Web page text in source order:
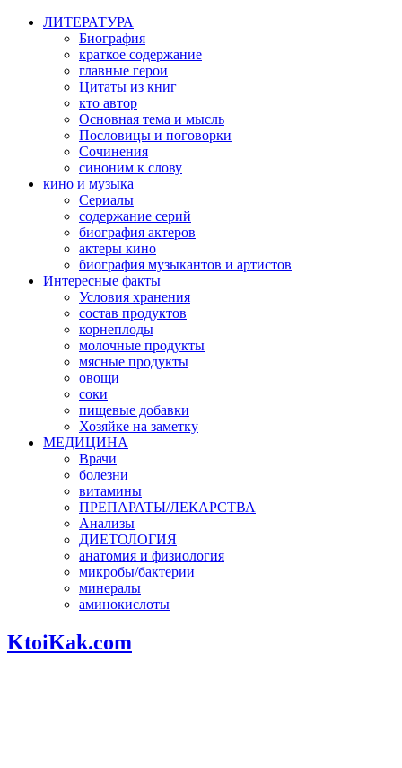
ЛИТЕРАТУРА
Биография
краткое содержание
главные герои
Цитаты из книг
кто автор
Основная тема и мысль
Пословицы и поговорки
Сочинения
синоним к слову
кино и музыка
Сериалы
содержание серий
биография актеров
актеры кино
биография музыкантов и артистов
Интересные факты
Условия хранения
состав продуктов
корнеплоды
молочные продукты
мясные продукты
овощи
соки
пищевые добавки
Хозяйке на заметку
МЕДИЦИНА
Врачи
болезни
витамины
ПРЕПАРАТЫ/ЛЕКАРСТВА
Анализы
ДИЕТОЛОГИЯ
анатомия и физиология
микробы/бактерии
минералы
аминокислоты
KtoiKak.com